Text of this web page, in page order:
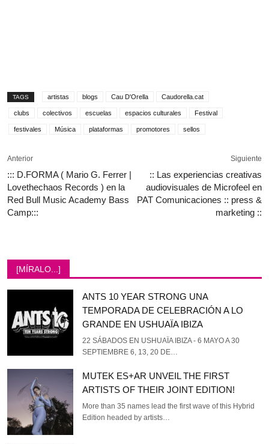
TAGS artistas blogs Cau D'Orella Caudorella.cat
clubs colectivos escuelas espacios culturales Festival
festivales Música plataformas promotores sellos
Anterior
::: D.FORMA ( Mario G. Ferrer |
Lovethechaos Records ) en la
Red Bull Music Academy Bass
Camp:::
Siguiente
:: Las experiencias creativas
audiovisuales de Microfeel en
PAT Comunicaciones :: press &
marketing ::
[MÍRALO...]
ANTS 10 YEAR STRONG UNA
TEMPORADA DE CELEBRACIÓN A LO
GRANDE EN USHUAÏA IBIZA
22 SÁBADOS EN USHUAÏA IBIZA - 6 MAYO A 30
SEPTIEMBRE 6, 13, 20 DE…
MUTEK ES+AR UNVEIL THE FIRST
ARTISTS OF THEIR JOINT EDITION!
More than 35 names lead the first wave of this Hybrid
Edition headed by artists…